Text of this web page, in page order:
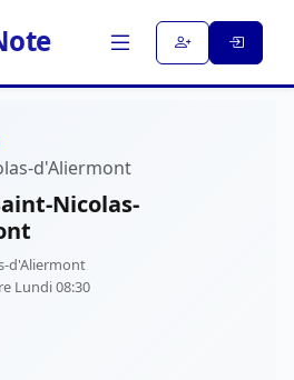
d'Aliermont
Nicolas-
d'Aliermont
Lundi 08:30